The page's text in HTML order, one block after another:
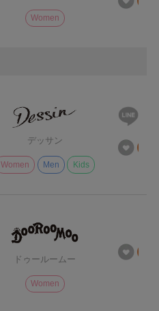
Women
デッサン
Women Men Kids
ドゥールームー
Women